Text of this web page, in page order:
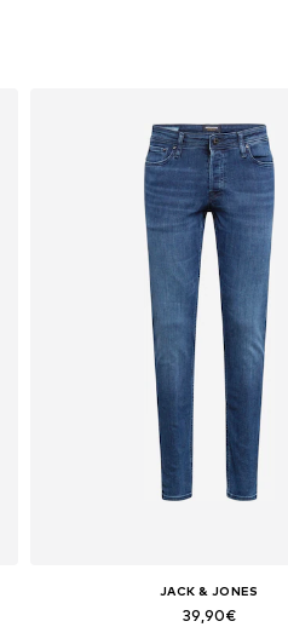
JACK & JONES
39,90€